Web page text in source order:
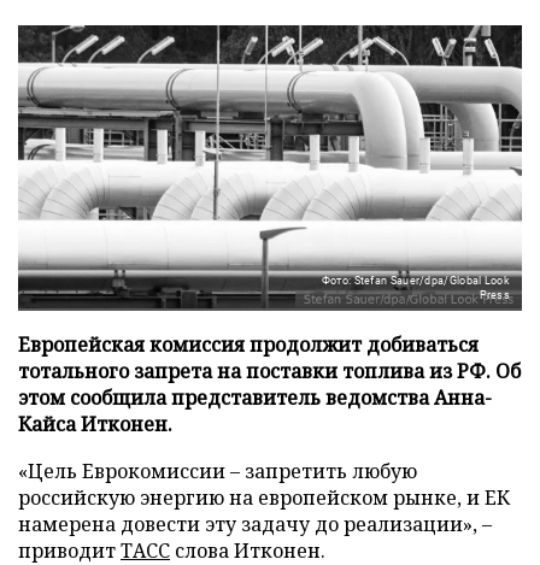
Фото: Stefan Sauer/dpa/Global Look
Press
Европейская комиссия продолжит добиваться
тотального запрета на поставки топлива из РФ. Об
этом сообщила представитель ведомства Анна-
Кайса Итконен.
«Цель Еврокомиссии – запретить любую
российскую энергию на европейском рынке, и ЕК
намерена довести эту задачу до реализации», –
приводитТАСС слова Итконен.